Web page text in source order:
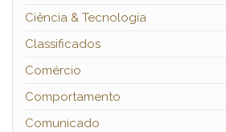
Ciência & Tecnologia
Classificados
Comércio
Comportamento
Comunicado